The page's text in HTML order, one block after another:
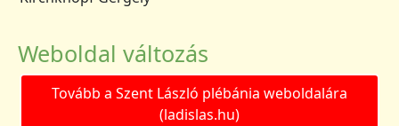
Weboldal változás
Tovább a Szent László plébánia weboldalára
(ladislas.hu)